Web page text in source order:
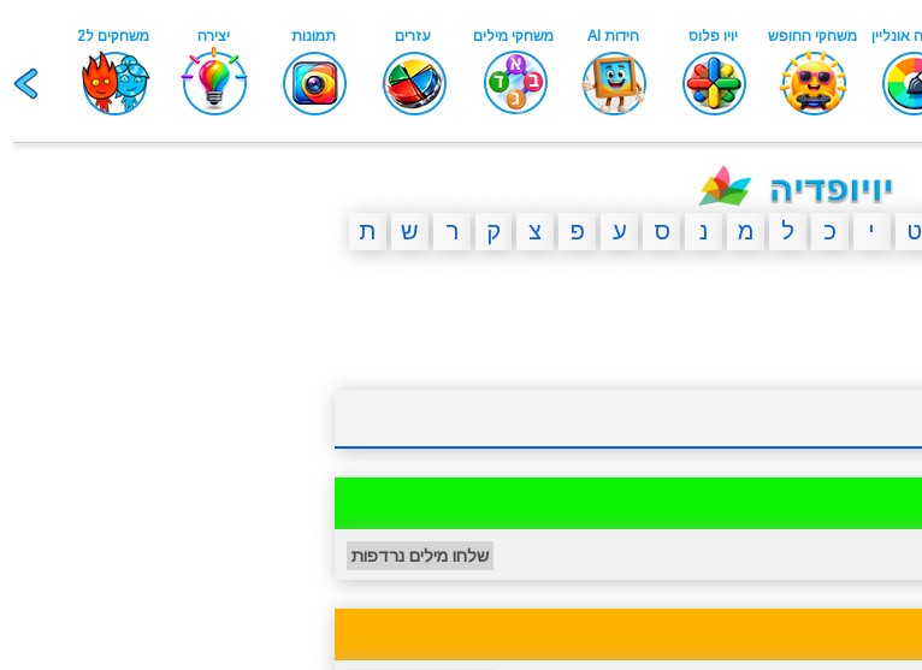
ט י כ ל מ נ ס ע פ צ ק ר ש ת
שלחו מילים נרדפות